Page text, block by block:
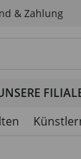
& Zahlung